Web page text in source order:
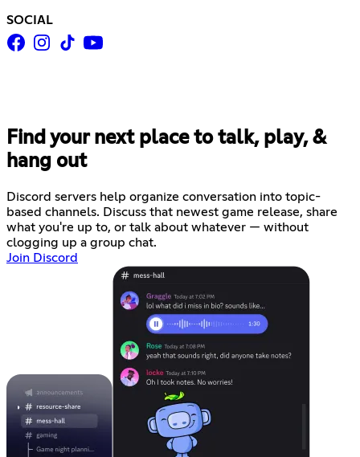
SOCIAL
Find your next place to talk, play, &
hang out
Discord servers help organize conversation into topic-
based channels. Discuss that newest game release, share
what you're up to, or talk about whatever — without
clogging up a group chat.
Join Discord